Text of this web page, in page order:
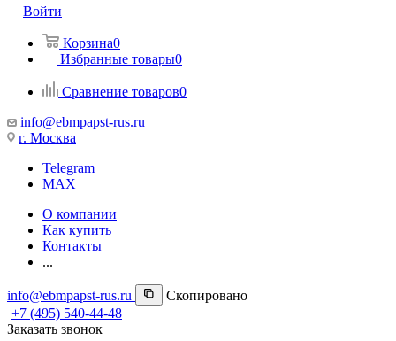
Войти
Корзина0
Избранные товары0
Сравнение товаров0
info@ebmpapst-rus.ru
г. Москва
Telegram
MAX
О компании
Как купить
Контакты
...
info@ebmpapst-rus.ru
Скопировано
+7 (495) 540-44-48
Заказать звонок